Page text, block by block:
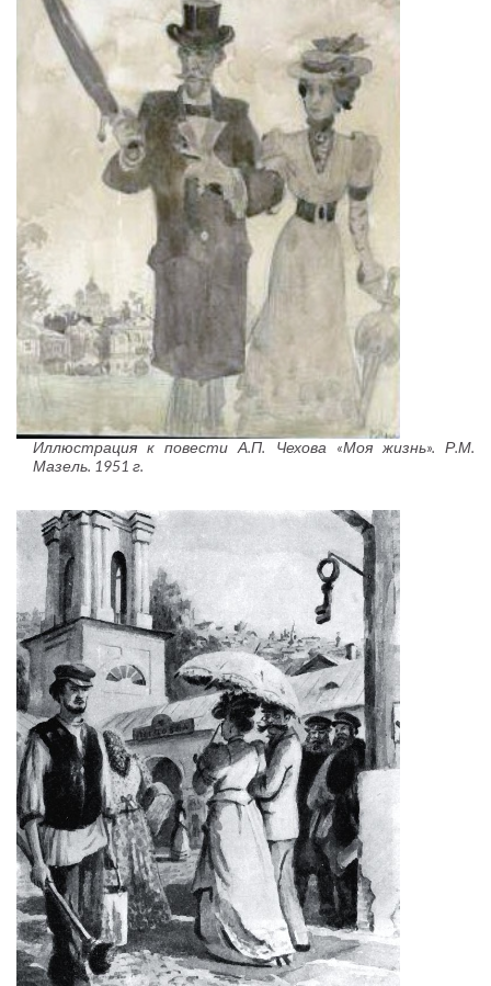
Иллюстрация к повести А.П. Чехова «Моя жизнь». Р.М.
Мазель. 1951 г.